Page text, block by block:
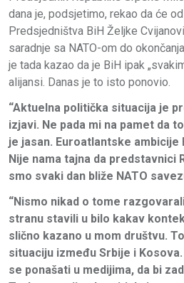
dana je, podsjetimo, rekao da će
Predsjedništva BiH Željke
saradnje sa NATO-om do
je tada kazao da je BiH ipak
alijansi. Danas je to isto ponovio.
“Aktuelna politička situacija je
izjavi. Ne pada mi na pamet da
je jasan. Euroatlantske ambicije
Nije nama tajna da predstavnici
smo svaki dan bliže NATO
“Nismo nikad o tome
stranu stavili u bilo kakav
slično kazano u mom društvu.
situaciju između Srbije i
se ponašati u medijima, da bi